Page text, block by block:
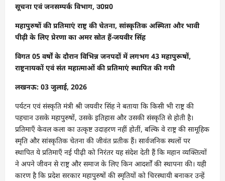
सूचना एवं जनसम्पर्क विभाग, उ0प्र0
महापुरुषों की प्रतिमाएं राष्ट्र की चेतना, सांस्कृतिक अस्मिता और भावी
पीढ़ी के लिए प्रेरणा का अमर स्रोत हैं-जयवीर सिंह
विगत 05 वर्षों के दौरान विभिन्न जनपदों में लगभग 43 महापुरूषों,
राष्ट्रनायकों एवं संत महात्माओं की प्रतिमाएं स्थापित की गयी
लखनऊ: 03 जुलाई, 2026
पर्यटन एवं संस्कृति मंत्री श्री जयवीर सिंह ने बताया कि किसी भी राष्ट्र की
पहचान उसके महापुरुषों, उसके इतिहास और उसकी संस्कृति से होती है।
प्रतिमाएँ केवल कला का उत्कृष्ट उदाहरण नहीं होतीं, बल्कि वे राष्ट्र की सामूहिक
स्मृति और सांस्कृतिक चेतना की जीवंत प्रतीक हैं। सार्वजनिक स्थलों पर
स्थापित ये प्रतिमाएँ नई पीढ़ी को निरंतर यह संदेश देती हैं कि महान व्यक्तित्वों
ने अपने जीवन से राष्ट्र और समाज के लिए किन आदर्शों की स्थापना की। यही
कारण है कि प्रदेश सरकार महापुरुषों की स्मृतियों को चिरस्थायी बनाकर उन्हें